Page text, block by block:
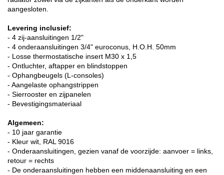
aangesloten.
Levering inclusief:
- 4 zij-aansluitingen 1/2"
- 4 onderaansluitingen 3/4" euroconus, H.O.H. 50mm
- Losse thermostatische insert M30 x 1,5
- Ontluchter, aftapper en blindstoppen
- Ophangbeugels (L-consoles)
- Aangelaste ophangstrippen
- Sierrooster en zijpanelen
- Bevestigingsmateriaal
Algemeen:
- 10 jaar garantie
- Kleur wit, RAL 9016
- Onderaansluitingen, gezien vanaf de voorzijde: aanvoer = links,
retour = rechts
- De onderaansluitingen hebben een middenaansluiting en een